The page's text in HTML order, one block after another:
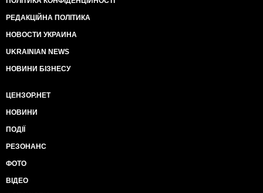
РЕДАКЦІЙНА ПОЛІТИКА
НОВОСТИ УКРАИНА
UKRAINIAN NEWS
НОВИНИ БІЗНЕСУ
ЦЕНЗОР.НЕТ
НОВИНИ
ПОДІЇ
РЕЗОНАНС
ФОТО
ВІДЕО